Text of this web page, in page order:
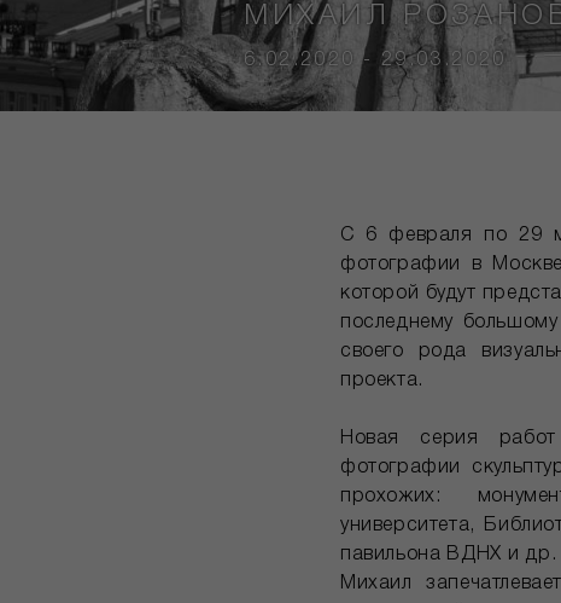
МИХАИЛ
6.02.2020 - 29.03.2020
С 6 февраля по 29
фотографии в
которой будут
последнему
своего рода
проекта.
Новая серия работ
фотографии
прохожих:
университета,
павильона ВДНХ и др.
Михаил